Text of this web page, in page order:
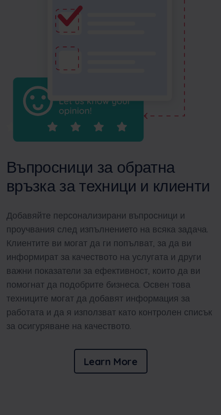
Въпросници за обратна
връзка за техници и клиенти
Добавяйте персонализирани въпросници и
проучвания след изпълнението на всяка задача.
Клиентите ви могат да ги попълват, за да ви
информират за качеството на услугата и други
важни показатели за ефективност, които да ви
помогнат да подобрите бизнеса. Освен това
техниците могат да добавят информация за
работата и да я използват като контролен списък
за осигуряване на качеството.
Learn More